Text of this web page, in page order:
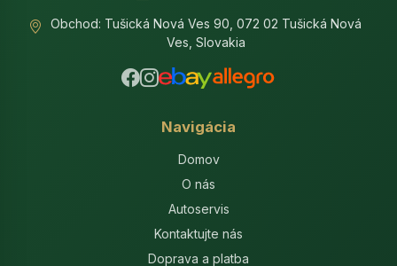
Obchod: Tušická Nová Ves 90, 072 02 Tušická Nová
Ves, Slovakia
Navigácia
Domov
O nás
Autoservis
Kontaktujte nás
Doprava a platba